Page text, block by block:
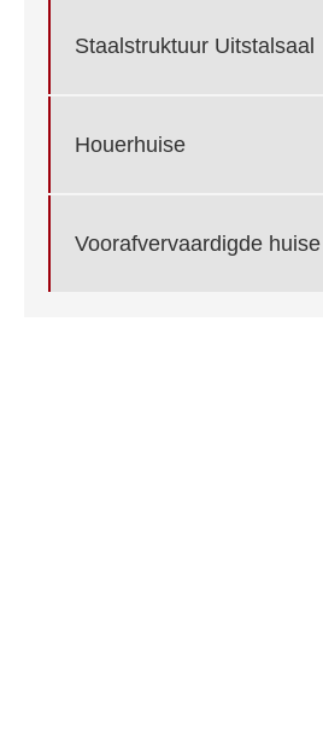
Staalstruktuur Uitstalsaal
Houerhuise
Voorafvervaardigde huise